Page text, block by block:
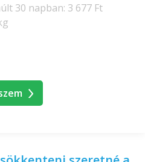
30 napban: 3 677 Ft